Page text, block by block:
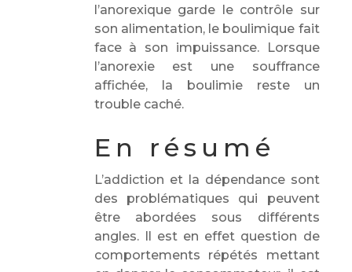
l’anorexique garde le contrôle sur
son alimentation, le boulimique fait
face à son impuissance. Lorsque
l’anorexie est une souffrance
affichée, la boulimie reste un
trouble caché.
En résumé
L’addiction et la dépendance sont
des problématiques qui peuvent
être abordées sous différents
angles. Il est en effet question de
comportements répétés mettant